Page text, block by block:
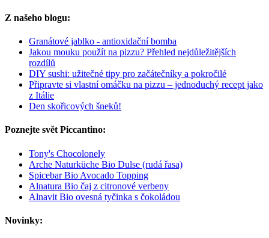
Z našeho blogu:
Granátové jablko - antioxidační bomba
Jakou mouku použít na pizzu? Přehled nejdůležitějších
rozdílů
DIY sushi: užitečné tipy pro začátečníky a pokročilé
Připravte si vlastní omáčku na pizzu – jednoduchý recept jako
z Itálie
Den skořicových šneků!
Poznejte svět Piccantino:
Tony's Chocolonely
Arche Naturküche Bio Dulse (rudá řasa)
Spicebar Bio Avocado Topping
Alnatura Bio čaj z citronové verbeny
Alnavit Bio ovesná tyčinka s čokoládou
Novinky: